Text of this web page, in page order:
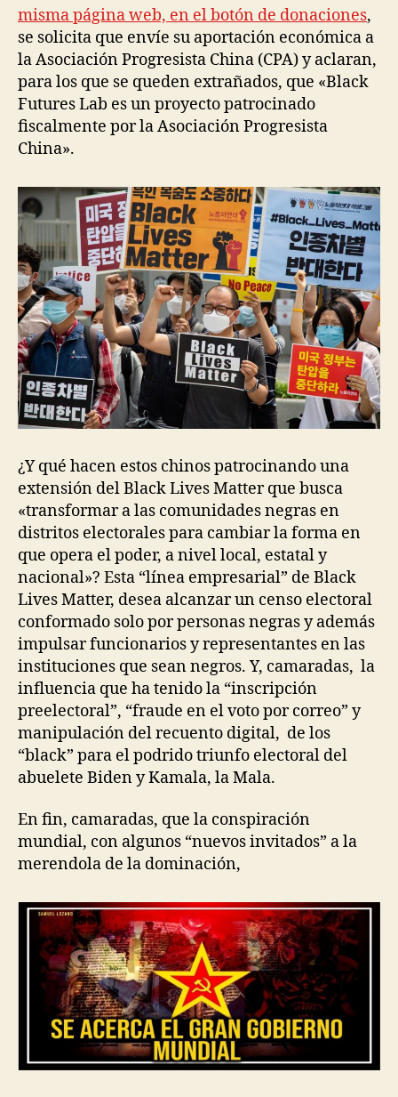
misma página web, en el botón de donaciones,
se solicita que envíe su aportación económica a
la Asociación Progresista China (CPA) y aclaran,
para los que se queden extrañados, que «Black
Futures Lab es un proyecto patrocinado
fiscalmente por la Asociación Progresista
China».
¿Y qué hacen estos chinos patrocinando una
extensión del Black Lives Matter que busca
«transformar a las comunidades negras en
distritos electorales para cambiar la forma en
que opera el poder, a nivel local, estatal y
nacional»? Esta “línea empresarial” de Black
Lives Matter, desea alcanzar un censo electoral
conformado solo por personas negras y además
impulsar funcionarios y representantes en las
instituciones que sean negros. Y, camaradas, la
influencia que ha tenido la “inscripción
preelectoral”, “fraude en el voto por correo” y
manipulación del recuento digital, de los
“black” para el podrido triunfo electoral del
abuelete Biden y Kamala, la Mala.
En fin, camaradas, que la conspiración
mundial, con algunos “nuevos invitados” a la
merendola de la dominación,